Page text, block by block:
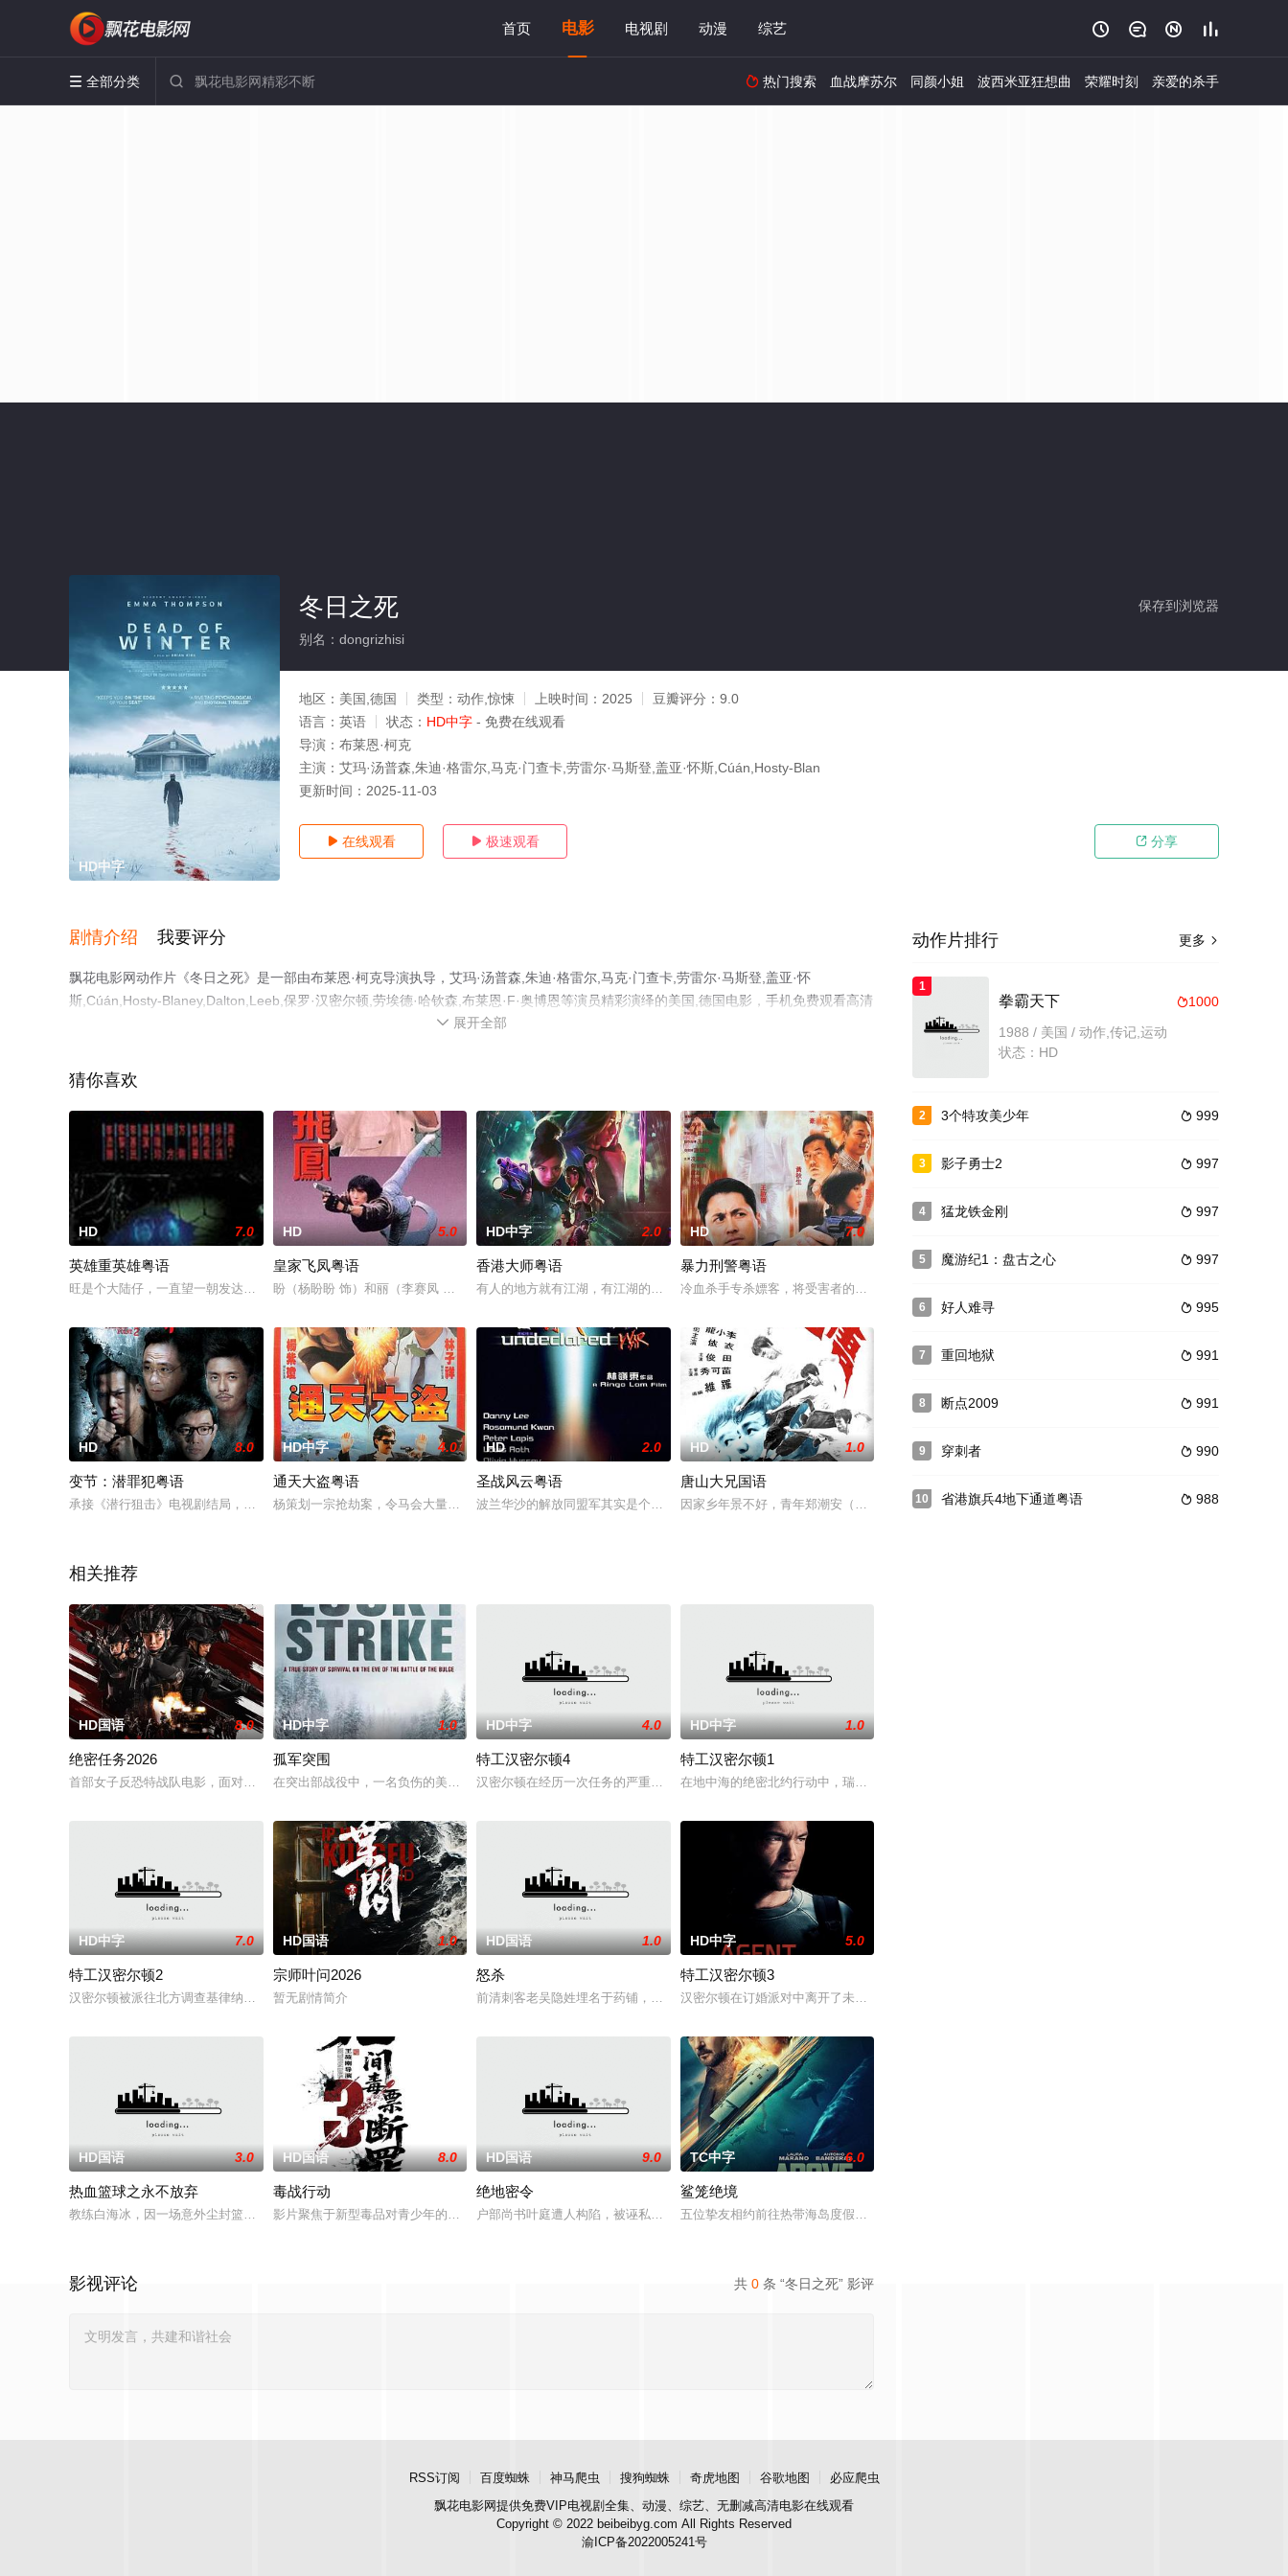
首页 电影 电视剧 动漫 综艺    
 全部分类   热门搜索 血战摩苏尔 同颜小姐 波西米亚狂想曲 荣耀时刻 亲爱的杀手
HD中字
保存到浏览器
冬日之死
别名：dongrizhisi
地区： 美国,德国 类型： 动作,惊悚 上映时间： 2025 豆瓣评分： 9.0
语言： 英语 状态： HD中字 - 免费在线观看
导演： 布莱恩·柯克
主演： 艾玛·汤普森,朱迪·格雷尔,马克·门查卡,劳雷尔·马斯登,盖亚·怀斯,Cúán,Hosty-Blan
更新时间： 2025-11-03
 在线观看  极速观看  分享
剧情介绍 我要评分
飘花电影网动作片《冬日之死》是一部由布莱恩·柯克导演执导，艾玛·汤普森,朱迪·格雷尔,马克·门查卡,劳雷尔·马斯登,盖亚·怀
斯,Cúán,Hosty-Blaney,Dalton,Leeb,保罗·汉密尔顿,劳埃德·哈钦森,布莱恩·F·奥博恩等演员精彩演绎的美国,德国电影，手机免费观看高清
未删减完整版电影大全就上飘花影院，更多相关信息可移步至豆瓣电影、电视猫或剧情网等平台了解。
 展开全部
猜你喜欢
HD 7.0
英雄重英雄粤语
旺是个大陆仔，一直望一朝发达，但不是个坏人，并不愿做伤天害理的事。旺因为同乡兄弟的关系，结识了
HD 5.0
皇家飞凤粤语
盼（杨盼盼 饰）和丽（李赛凤 饰），两名高级警官，她们的感情深厚，并将丽的父亲三柴枫视为亲人。
HD中字 2.0
香港大师粤语
有人的地方就有江湖，有江湖的地方更应该做好事，《香港大师》讲述了一个充满正能量的江湖故事，曾经
HD 7.0
暴力刑警粤语
冷血杀手专杀嫖客，将受害者的下体割去。负责调查的古Sir毫无头绪，马夫金大班亦追查此事。警署食
HD 8.0
变节：潜罪犯粤语
承接《潜行狙击》电视剧结局，梁笑棠Laughing（谢天华饰）谋杀苏星柏（黄宗泽饰）罪名成立，
HD中字 4.0
通天大盗粤语
杨策划一宗抢劫案，令马会大量现金被劫。保险公司职员林爱上杨，并私下与张督察合谋，劝告杨暗中交回
HD 2.0
圣战风云粤语
波兰华沙的解放同盟军其实是个打着革命旗号的恐怖组织，为了显示自己的力量，他们准备在美国商务代表
HD 1.0
唐山大兄国语
因家乡年景不好，青年郑潮安（李小龙 饰）跟随三叔远赴泰国，郑在当地华工许剑（田俊 饰）的帮助下
相关推荐
HD国语 8.0
绝密任务2026
首部女子反恐特战队电影，面对恐怖主义恶势力，“最飒女子反恐特战队”临危受命，精英队长陈梓静（于
HD中字 1.0
孤军突围
在突出部战役中，一名负伤的美军士兵被困在饱受战火摧残的比利时敌后，他凭借机智、训练和一台破损的
HD中字 4.0
特工汉密尔顿4
汉密尔顿在经历一次任务的严重后果后，陷入了自我毁灭的状态。然而，他被说服去执行他最擅长的任务—
HD中字 1.0
特工汉密尔顿1
在地中海的绝密北约行动中，瑞典攻击潜水员遇害。汉密尔顿，受害者的老友，前往法国土伦军事基地展开
HD中字 7.0
特工汉密尔顿2
汉密尔顿被派往北方调查基律纳太空项目的间谍行为，同时发现有人从瑞典窃取秘密武器材料。他被调至布
HD国语 1.0
宗师叶问2026
暂无剧情简介
HD国语 1.0
怒杀
前清刺客老吴隐姓埋名于药铺，却为守护单亲母女小茜和依依，被迫出手击杀黑帮一伙而暴露身份。幕后黑
HD中字 5.0
特工汉密尔顿3
汉密尔顿在订婚派对中离开了未婚妻，但他内心仍然渴望过正常生活。一名科学家被绑架，重要信息面临泄
HD国语 3.0
热血篮球之永不放弃
教练白海冰，因一场意外尘封篮球梦。为完成病危师兄的嘱托，他接手一支被嘲为“无胜利队”的业余球队
HD国语 8.0
毒战行动
影片聚焦于新型毒品对青少年的危害，对社会秩序的破坏为主题，旨在通过电影让观众意识到毒品的可怕，
HD国语 9.0
绝地密令
户部尚书叶庭遭人构陷，被诬私贪国库银两，身陷囹圄在即，叶庭急召其子叶护相见。叶护心知父亲蒙冤，
TC中字 6.0
鲨笼绝境
五位挚友相约前往热带海岛度假，计划在碧蓝海域中体验刺激的鲨鱼笼潜水，同时享受奢靡的派对狂欢。然
共 0 条 “冬日之死” 影评
影视评论
更多 
动作片排行
1
1000
拳霸天下
1988 / 美国 / 动作,传记,运动
状态：HD
2  999
3个特攻美少年
3  997
影子勇士2
4  997
猛龙铁金刚
5  997
魔游纪1：盘古之心
6  995
好人难寻
7  991
重回地狱
8  991
断点2009
9  990
穿刺者
10  988
省港旗兵4地下通道粤语
RSS订阅 百度蜘蛛 神马爬虫 搜狗蜘蛛 奇虎地图 谷歌地图
必应爬虫
飘花电影网提供免费VIP电视剧全集、动漫、综艺、无删减高清电影在线观看
Copyright © 2022 beibeibyg.com All Rights Reserved
渝ICP备2022005241号